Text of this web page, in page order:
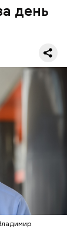
день
в
При
в
За